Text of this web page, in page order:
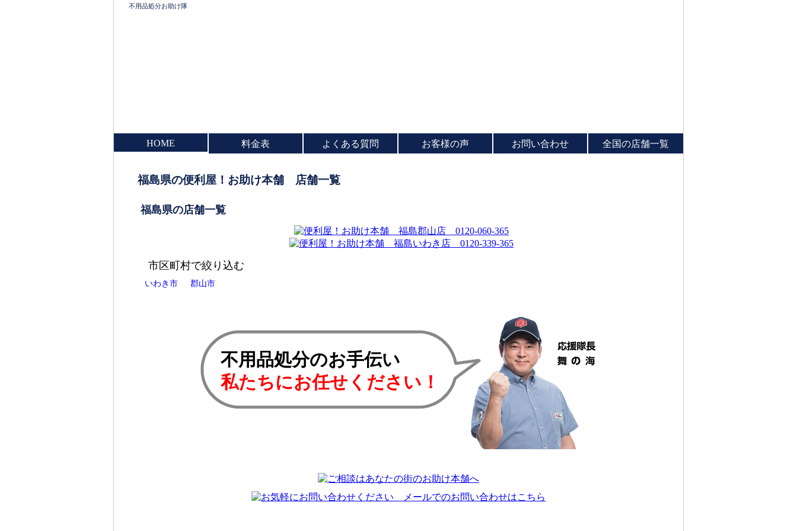
不用品処分お助け隊
HOME 料金表 よくある質問 お客様の声 お問い合わせ 全国の店舗一覧
福島県の便利屋！お助け本舗 店舗一覧
福島県の店舗一覧
市区町村で絞り込む
いわき市 郡山市
不用品処分のお手伝い
私たちにお任せください！